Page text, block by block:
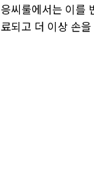
응씨룰에서는 이를
료되고 더 이상 손